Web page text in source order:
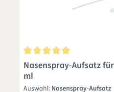
Durchschnittliche
Nasenspray-Aufsatz
ml
Auswahl: Nasenspray-Aufsatz